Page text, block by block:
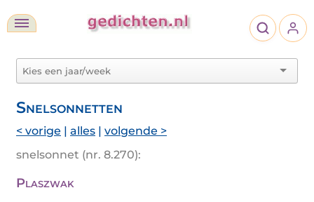
Snelsonnetten
< vorige | alles | volgende >
snelsonnet (nr. 8.270):
Plaszwak